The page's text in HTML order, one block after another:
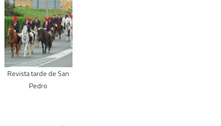
Revista tarde de San
Pedro